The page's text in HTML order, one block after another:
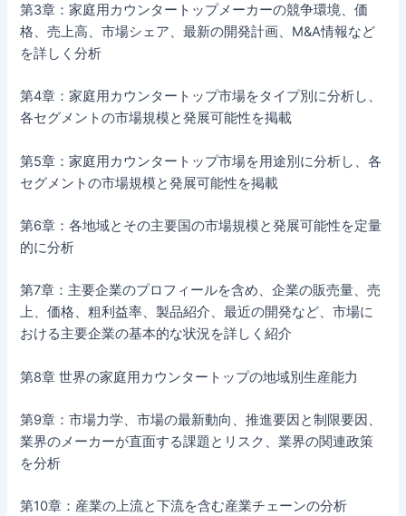
第3章：家庭用カウンタートップメーカーの競争環境、価
格、売上高、市場シェア、最新の開発計画、M&A情報など
を詳しく分析
第4章：家庭用カウンタートップ市場をタイプ別に分析し、
各セグメントの市場規模と発展可能性を掲載
第5章：家庭用カウンタートップ市場を用途別に分析し、各
セグメントの市場規模と発展可能性を掲載
第6章：各地域とその主要国の市場規模と発展可能性を定量
的に分析
第7章：主要企業のプロフィールを含め、企業の販売量、売
上、価格、粗利益率、製品紹介、最近の開発など、市場に
おける主要企業の基本的な状況を詳しく紹介
第8章 世界の家庭用カウンタートップの地域別生産能力
第9章：市場力学、市場の最新動向、推進要因と制限要因、
業界のメーカーが直面する課題とリスク、業界の関連政策
を分析
第10章：産業の上流と下流を含む産業チェーンの分析